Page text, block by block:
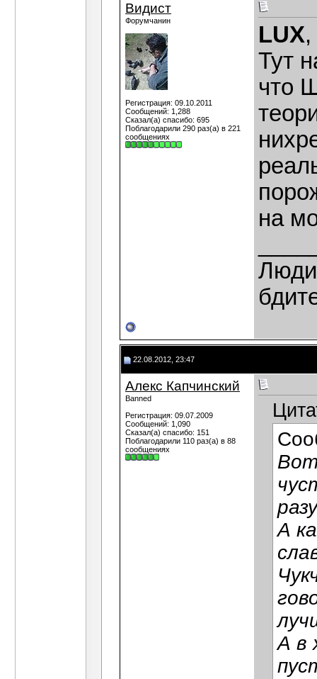
Видист
Форумчанин
Регистрация: 09.10.2011
Сообщений: 1,288
Сказал(а) спасибо: 695
Поблагодарили 290 раз(а) в 221
сообщениях
LUX,
Тут
что
на
22.08.2012, 23:47
Алекс Капчинский
Banned
Регистрация: 09.07.2009
Сообщений: 1,090
Сказал(а) спасибо: 151
Поблагодарили 110 раз(а) в 88
сообщениях
А
А в